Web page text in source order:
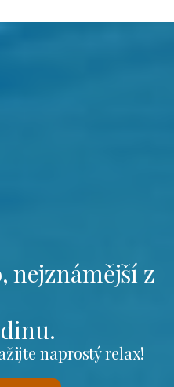
nejznámější z
naprostý relax!